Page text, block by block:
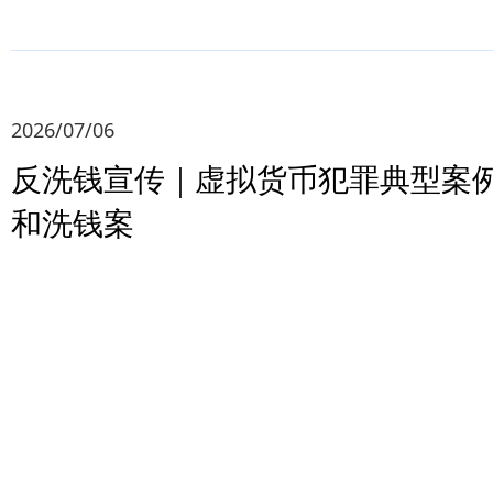
2026/07/06
反洗钱宣传｜虚拟货币犯罪典型案
和洗钱案